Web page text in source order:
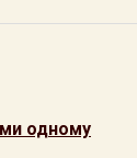
одному